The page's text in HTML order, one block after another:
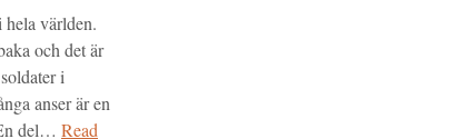
världen.
och det är
i
anser är en
del… Read